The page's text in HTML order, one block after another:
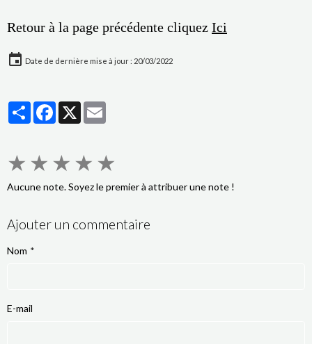
Retour à la page précédente cliquez Ici
Date de dernière mise à jour : 20/03/2022
PartagerFacebook
X
★ ★ ★ ★ ★
Aucune note. Soyez le premier à attribuer une note !
Ajouter un commentaire
Nom
E-mail